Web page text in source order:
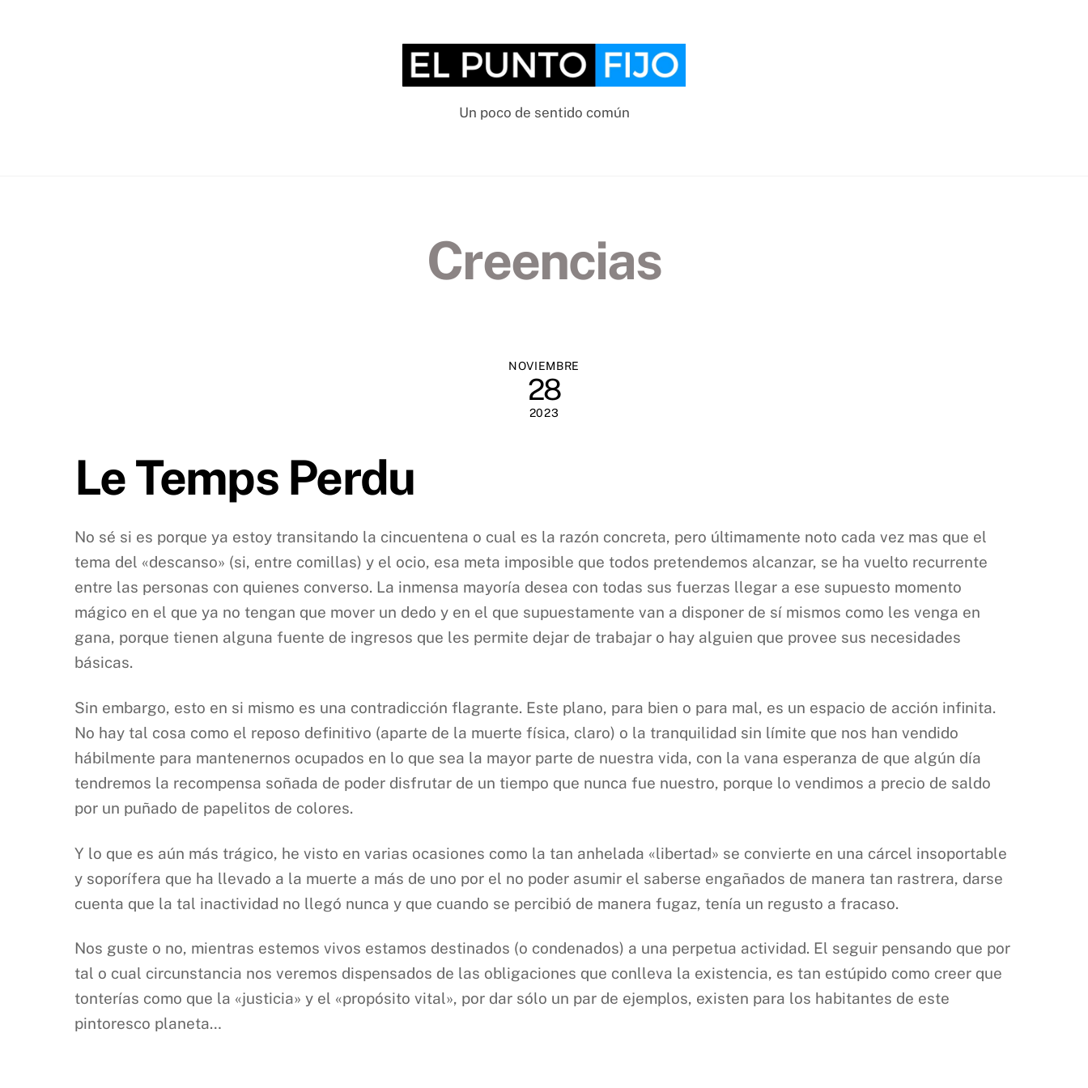
Un poco de sentido común
Creencias
NOVIEMBRE
28
2023
Le Temps Perdu
No sé si es porque ya estoy transitando la cincuentena o cual es la razón concreta, pero últimamente noto cada vez mas que el
tema del «descanso» (si, entre comillas) y el ocio, esa meta imposible que todos pretendemos alcanzar, se ha vuelto recurrente
entre las personas con quienes converso. La inmensa mayoría desea con todas sus fuerzas llegar a ese supuesto momento
mágico en el que ya no tengan que mover un dedo y en el que supuestamente van a disponer de sí mismos como les venga en
gana, porque tienen alguna fuente de ingresos que les permite dejar de trabajar o hay alguien que provee sus necesidades
básicas.
Sin embargo, esto en si mismo es una contradicción flagrante. Este plano, para bien o para mal, es un espacio de acción infinita.
No hay tal cosa como el reposo definitivo (aparte de la muerte física, claro) o la tranquilidad sin límite que nos han vendido
hábilmente para mantenernos ocupados en lo que sea la mayor parte de nuestra vida, con la vana esperanza de que algún día
tendremos la recompensa soñada de poder disfrutar de un tiempo que nunca fue nuestro, porque lo vendimos a precio de saldo
por un puñado de papelitos de colores.
Y lo que es aún más trágico, he visto en varias ocasiones como la tan anhelada «libertad» se convierte en una cárcel insoportable
y soporífera que ha llevado a la muerte a más de uno por el no poder asumir el saberse engañados de manera tan rastrera, darse
cuenta que la tal inactividad no llegó nunca y que cuando se percibió de manera fugaz, tenía un regusto a fracaso.
Nos guste o no, mientras estemos vivos estamos destinados (o condenados) a una perpetua actividad. El seguir pensando que por
tal o cual circunstancia nos veremos dispensados de las obligaciones que conlleva la existencia, es tan estúpido como creer que
tonterías como que la «justicia» y el «propósito vital», por dar sólo un par de ejemplos, existen para los habitantes de este
pintoresco planeta…